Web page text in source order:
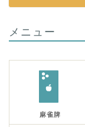
メニュー
麻雀牌